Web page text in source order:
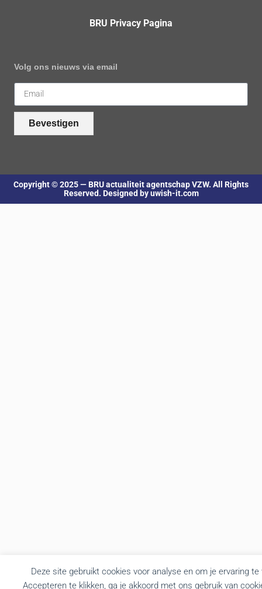
Deze site gebruikt cookies voor analyse en om je ervaring
Accepteren te klikken, ga je akkoord met ons gebruik van
BRU Privacy Pagina
Volg ons nieuws via email
Bevestigen
Copyright © 2025 — BRU actualiteit agentschap VZW. All Rights
Reserved. Designed by uwish-it.com